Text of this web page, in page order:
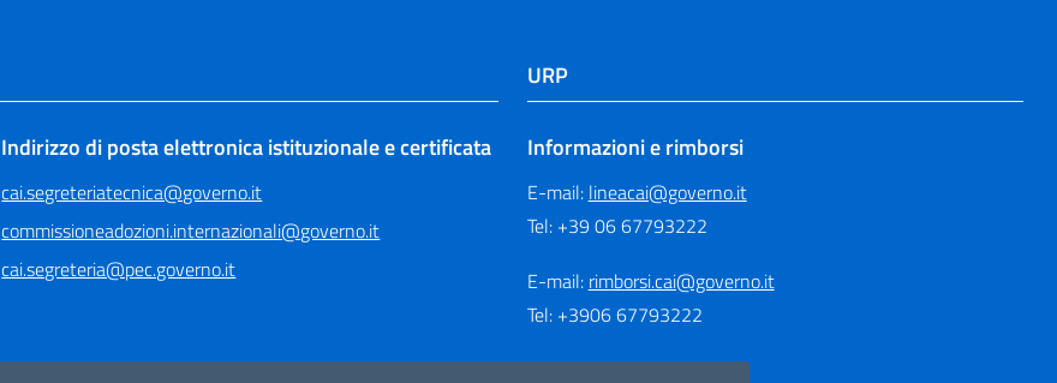
Indirizzo di posta elettronica istituzionale e certificata
cai.segreteriatecnica@governo.it
commissioneadozioni.internazionali@governo.it
cai.segreteria@pec.governo.it
URP
Informazioni e rimborsi
E-mail: lineacai@governo.it
Tel: +39 06 67793222
E-mail: rimborsi.cai@governo.it
Tel: +3906 67793222